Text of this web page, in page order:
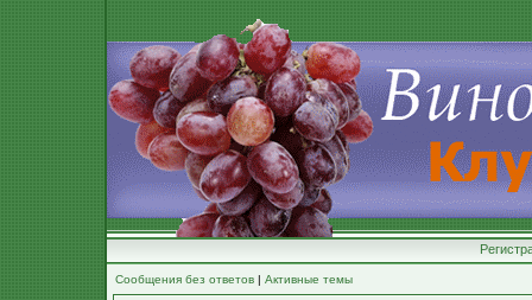
Сообщения без ответов | Активные темы